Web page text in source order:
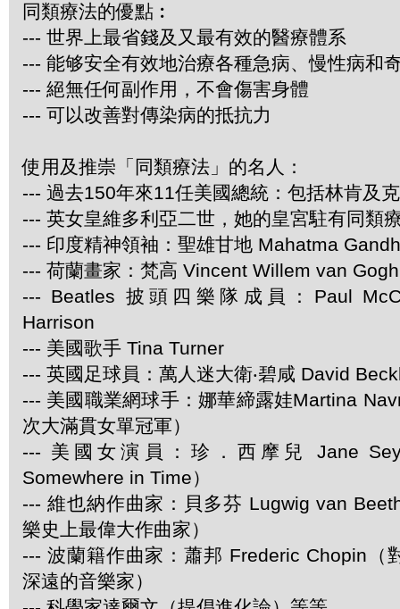
同類療法的優點︰
--- 世界上最省錢及又最有效的醫療體系
--- 能够安全有效地治療各種急病、慢性病和
--- 絕無任何副作用，不會傷害身體
--- 可以改善對傳染病的抵抗力
使用及推崇「同類療法」的名人：
--- 過去150年來11任美國總統：包括林肯及
--- 英女皇維多利亞二世，她的皇宮駐有同類
--- 印度精神領袖：聖雄甘地 Mahatma
--- 荷蘭畫家：梵高 Vincent Willem van Gogh
--- Beatles 披頭四樂隊成員：Paul
Harrison
--- 美國歌手 Tina Turner
--- 英國足球員：萬人迷大衛‧碧咸 David
--- 美國職業網球手：娜華締露娃Martina
次大滿貫女單冠軍）
--- 美國女演員：珍．西摩兒 Jane
Somewhere in Time）
--- 維也納作曲家：貝多芬 Lugwig van
樂史上最偉大作曲家）
--- 波蘭籍作曲家：蕭邦 Frederic Chopin（
深遠的音樂家）